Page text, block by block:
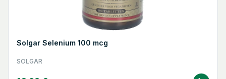
Solgar Selenium 100 mcg
SOLGAR